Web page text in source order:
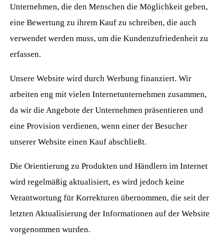
Unternehmen, die den Menschen die Möglichkeit geben,
eine Bewertung zu ihrem Kauf zu schreiben, die auch
verwendet werden muss, um die Kundenzufriedenheit zu
erfassen.
Unsere Website wird durch Werbung finanziert. Wir
arbeiten eng mit vielen Internetunternehmen zusammen,
da wir die Angebote der Unternehmen präsentieren und
eine Provision verdienen, wenn einer der Besucher
unserer Website einen Kauf abschließt.
Die Orientierung zu Produkten und Händlern im Internet
wird regelmäßig aktualisiert, es wird jedoch keine
Verantwortung für Korrekturen übernommen, die seit der
letzten Aktualisierung der Informationen auf der Website
vorgenommen wurden.